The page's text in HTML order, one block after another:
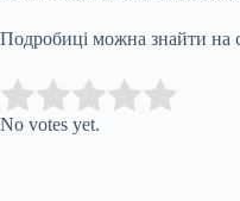
Подробиці можна знайти на
Rate this item:
No votes yet.